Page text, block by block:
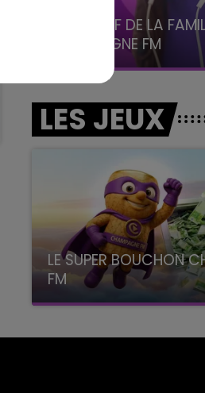
La Famille
LES JEUX
LE SUPER BOUCHON
FM
avec La Famille